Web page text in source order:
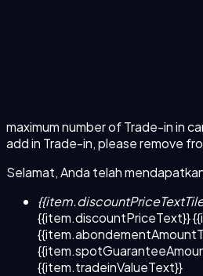
maximum number of Trade-in in
add in Trade-in, please remove
Selamat, Anda telah
{{item.discountPriceText}}
{{item.tradeinValueText}}